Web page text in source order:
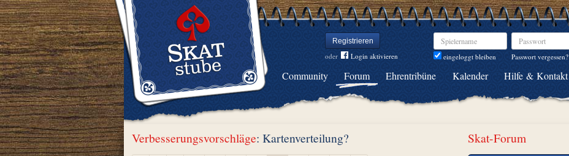
Registrieren
oder Login aktivieren
Spielername
eingeloggt bleiben
Passwort
Passwort vergessen?
Community Forum Ehrentribüne Kalender Hilfe & Kontakt
Verbesserungsvorschläge: Kartenverteilung? Skat-Forum